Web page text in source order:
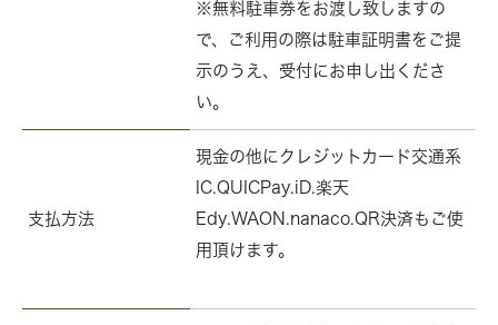
※無料駐車券をお渡し致しますの
で、ご利用の際は駐車証明書をご提
示のうえ、受付にお申し出くださ
い。
支払方法
現金の他にクレジットカード交通系
IC.QUICPay.iD.楽天
Edy.WAON.nanaco.QR決済もご使
用頂けます。